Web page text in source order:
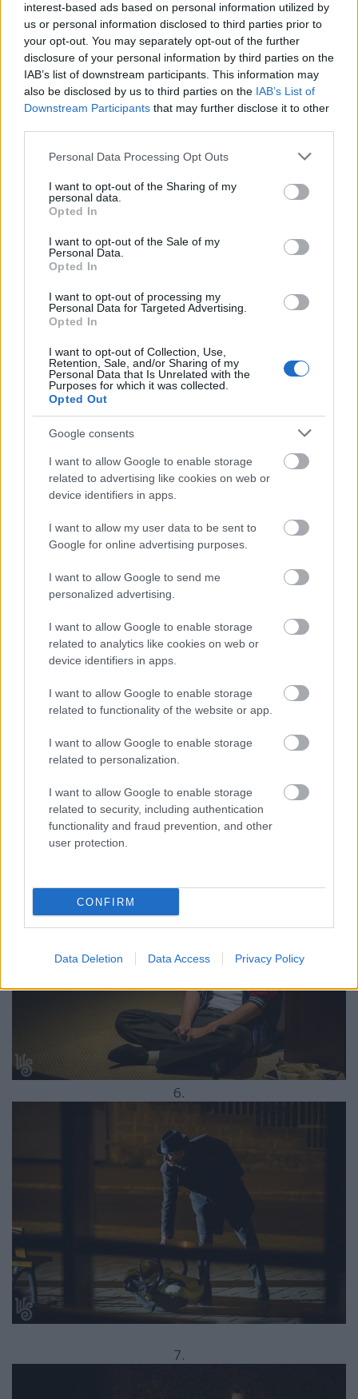
interest-based ads based on personal information utilized by
us or personal information disclosed to third parties prior to
your opt-out. You may separately opt-out of the further
disclosure of your personal information by third parties on the
IAB’s list of downstream participants. This information may
also be disclosed by us to third parties on the IAB’s List of
Downstream Participants that may further disclose it to other
Please note that this website/app uses one or more Google
not limited to your visit or usage behaviour. You may click to
grant or deny consent to Google and its third-party tags to
use your data for below specified purposes in below Google
consent section.
Personal Data Processing Opt Outs
I want to opt-out of the Sharing of my
personal data.
Opted In
I want to opt-out of the Sale of my
Personal Data.
Opted In
I want to opt-out of processing my
Personal Data for Targeted Advertising.
Opted In
I want to opt-out of Collection, Use,
Retention, Sale, and/or Sharing of my
Personal Data that Is Unrelated with the
Purposes for which it was collected.
Opted Out
Google consents
I want to allow Google to enable storage
related to advertising like cookies on web or
device identifiers in apps.
I want to allow my user data to be sent to
Google for online advertising purposes.
I want to allow Google to send me
personalized advertising.
I want to allow Google to enable storage
related to analytics like cookies on web or
device identifiers in apps.
I want to allow Google to enable storage
related to functionality of the website or app.
I want to allow Google to enable storage
related to personalization.
I want to allow Google to enable storage
related to security, including authentication
functionality and fraud prevention, and other
user protection.
CONFIRM
Data Deletion Data Access Privacy Policy
2.
3.
5.
6.
7.